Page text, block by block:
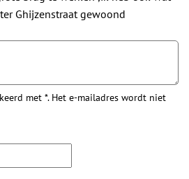
Ghijzenstraat gewoond
met *. Het e-mailadres wordt niet